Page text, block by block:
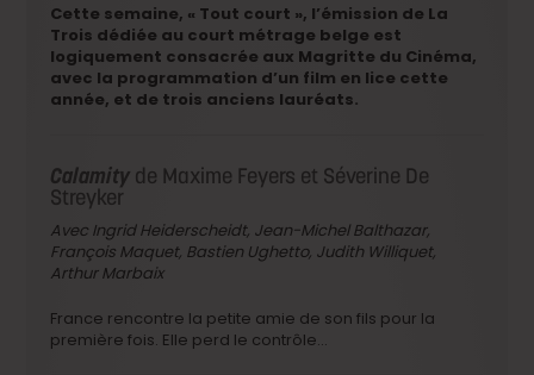
Cette semaine, « Tout court », l’émission de La
Trois dédiée au court métrage belge est
logiquement consacrée aux Magritte du Cinéma,
avec la programmation d’un film en lice cette
année, et de trois anciens lauréats.
Calamity de Maxime Feyers et Séverine De
Streyker
Avec Ingrid Heiderscheidt, Jean-Michel Balthazar,
François Maquet, Bastien Ughetto, Judith Williquet,
Arthur Marbaix
France rencontre la petite amie de son fils pour la
première fois. Elle perd le contrôle…